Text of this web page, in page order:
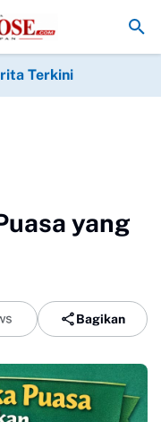
Wali Murid SDN
Terkini
yang
Bagikan